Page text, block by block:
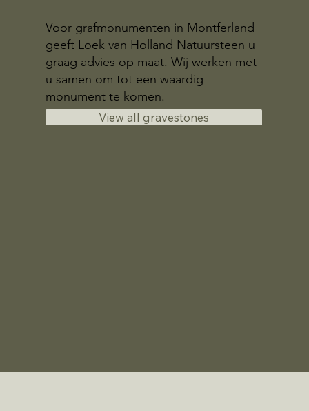
Voor grafmonumenten in Montferland
geeft Loek van Holland Natuursteen u
graag advies op maat. Wij werken met
u samen om tot een waardig
monument te komen.
View all gravestones